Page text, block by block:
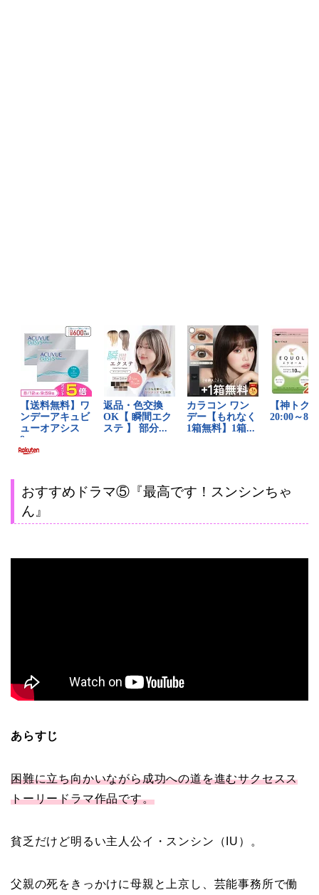
おすすめドラマ⑤『最高です！スンシンちゃ
ん』
あらすじ
困難に立ち向かいながら成功への道を進むサクセスス
トーリードラマ作品です。
貧乏だけど明るい主人公イ・スンシン（IU）。
父親の死をきっかけに母親と上京し、芸能事務所で働